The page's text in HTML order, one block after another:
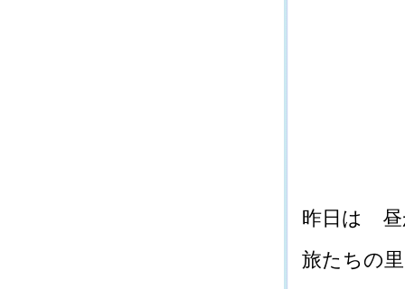
昨日は 昼
旅たちの